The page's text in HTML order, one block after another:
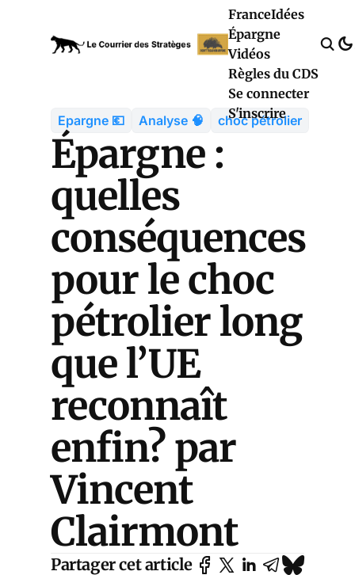
FranceIdées
Épargne
Vidéos
Règles du CDS
Se connecter
S'inscrire
Epargne 💶 Analyse 🧠 choc pétrolier
Épargne :
quelles
conséquences
pour le choc
pétrolier long
que l’UE
reconnaît
enfin? par
Vincent
Clairmont
Partager cet article